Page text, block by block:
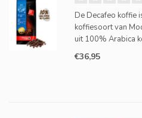
De Decafeo koffie
koffiesoort van
uit 100% Arabica
andere Brazilië,
smaak is vol, rijk
€36,95